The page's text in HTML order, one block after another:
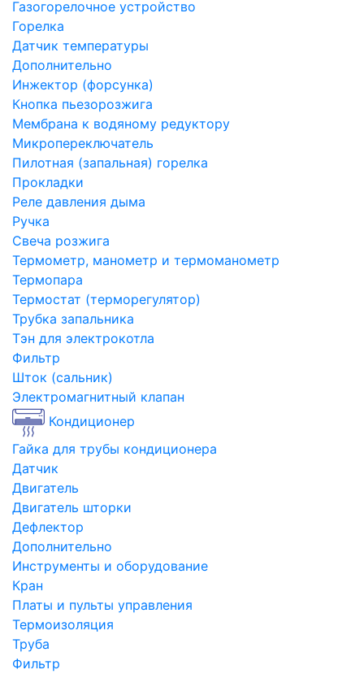
Газогорелочное устройство
Горелка
Датчик температуры
Дополнительно
Инжектор (форсунка)
Кнопка пьезорозжига
Мембрана к водяному редуктору
Микропереключатель
Пилотная (запальная) горелка
Прокладки
Реле давления дыма
Ручка
Свеча розжига
Термометр, манометр и термоманометр
Термопара
Термостат (терморегулятор)
Трубка запальника
Тэн для электрокотла
Фильтр
Шток (сальник)
Электромагнитный клапан
Кондиционер
Гайка для трубы кондиционера
Датчик
Двигатель
Двигатель шторки
Дефлектор
Дополнительно
Инструменты и оборудование
Кран
Платы и пульты управления
Термоизоляция
Труба
Фильтр